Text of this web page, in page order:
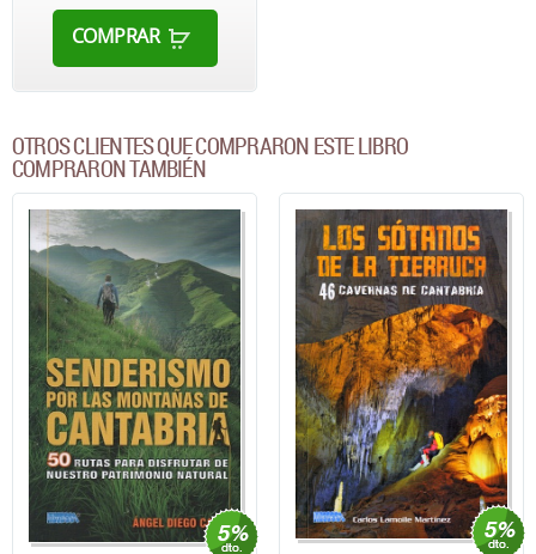
COMPRAR
OTROS CLIENTES QUE COMPRARON ESTE LIBRO
COMPRARON TAMBIÉN